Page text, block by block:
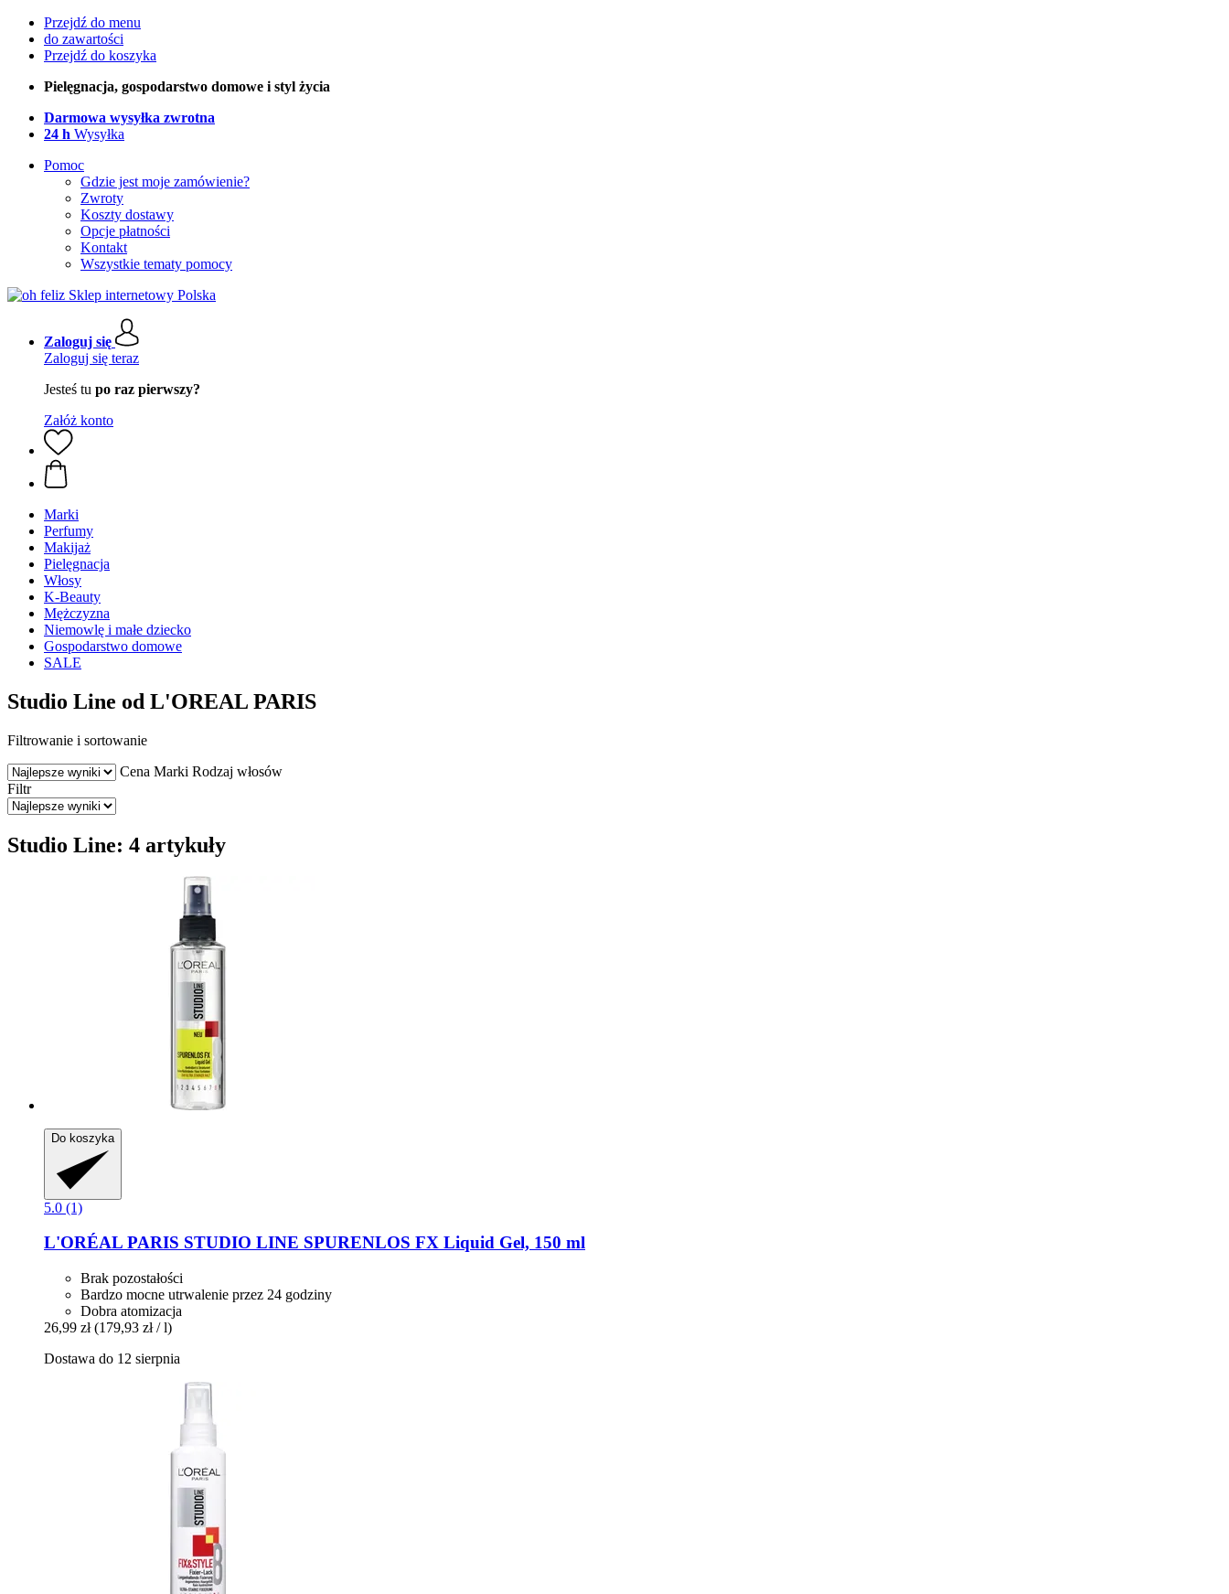
Przejdź do menu
do zawartości
Przejdź do koszyka
Pielęgnacja, gospodarstwo domowe i styl życia
Darmowa wysyłka zwrotna
24 h Wysyłka
Pomoc
Gdzie jest moje zamówienie?
Zwroty
Koszty dostawy
Opcje płatności
Kontakt
Wszystkie tematy pomocy
Zaloguj się
Zaloguj się teraz
Jesteś tu po raz pierwszy?
Załóż konto
Marki
Perfumy
Makijaż
Pielęgnacja
Włosy
K-Beauty
Mężczyzna
Niemowlę i małe dziecko
Gospodarstwo domowe
SALE
Studio Line od L'OREAL PARIS
Filtrowanie i sortowanie
Cena Marki Rodzaj włosów
Filtr
Studio Line: 4 artykuły
Do koszyka
5.0 (1)
L'ORÉAL PARIS STUDIO LINE SPURENLOS FX Liquid Gel, 150 ml
Brak pozostałości
Bardzo mocne utrwalenie przez 24 godziny
Dobra atomizacja
26,99 zł (179,93 zł / l)
Dostawa do 12 sierpnia